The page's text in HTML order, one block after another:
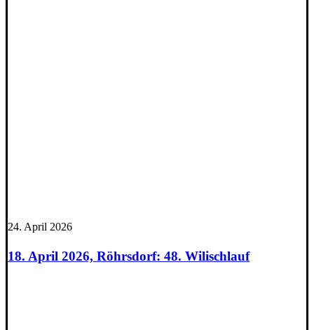
24. April 2026
18. April 2026, Röhrsdorf: 48. Wilischlauf